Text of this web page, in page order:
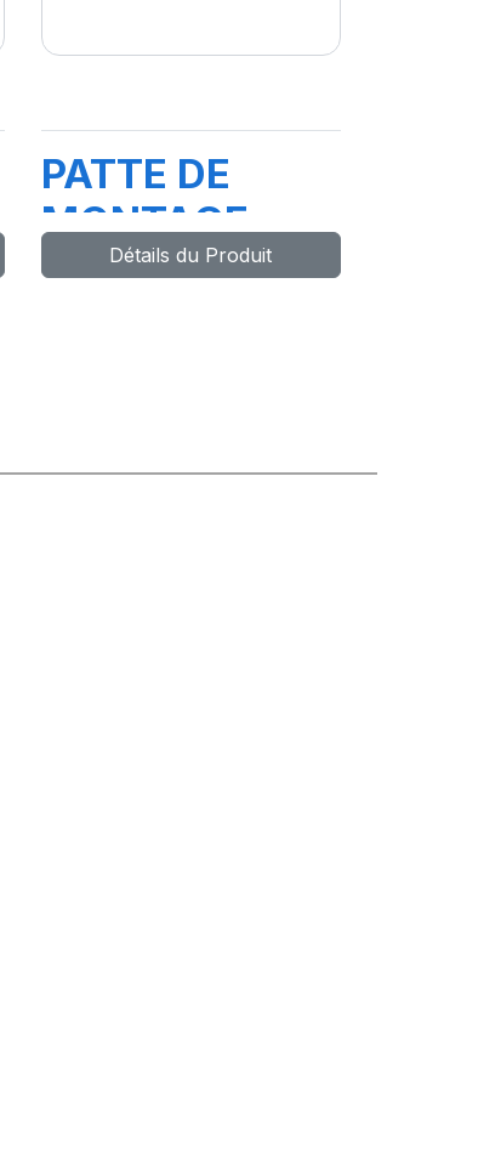
PATTE DE
MONTAGE
5KGDétails du Produit